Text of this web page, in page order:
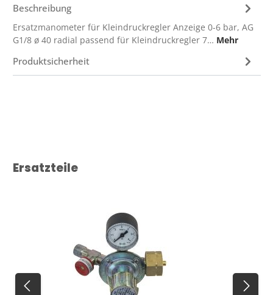
Beschreibung
Ersatzmanometer für Kleindruckregler Anzeige 0-6 bar, AG
G1/8 ø 40 radial passend für Kleindruckregler 7… Mehr
Produktsicherheit
Produktgalerie überspringen
Ersatzteile